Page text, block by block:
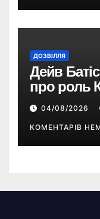
ДОЗВІЛЛЯ
Дейв
про роль
«God of
04/08/2026
КОМЕНТАРІВ